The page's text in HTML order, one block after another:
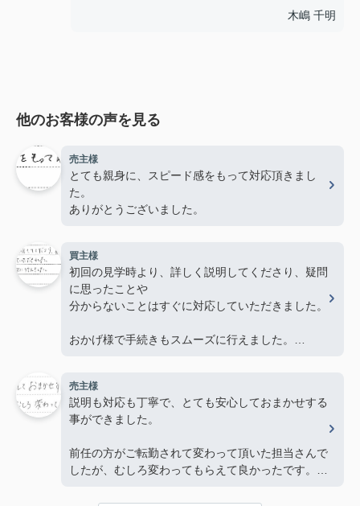
木嶋 千明
他のお客様の声を見る
売主様
とても親身に、スピード感をもって対応頂きまし
た。
ありがとうございました。
買主様
初回の見学時より、詳しく説明してくださり、疑問
に思ったことや
分からないことはすぐに対応していただきました。
おかげ様で手続きもスムーズに行えました。
売主様
説明も対応も丁寧で、とても安心しておまかせする
事ができました。
前任の方がご転勤されて変わって頂いた担当さんで
したが、むしろ変わってもらえて良かったです。あ